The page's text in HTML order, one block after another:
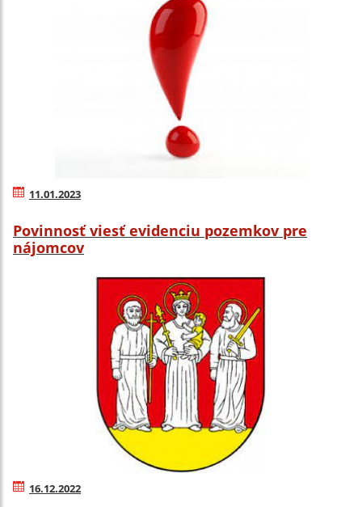
11.01.2023
Povinnosť viesť evidenciu pozemkov pre
nájomcov
16.12.2022